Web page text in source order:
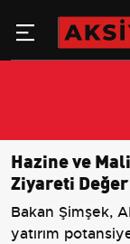
Hazine ve
Ziyareti
Bakan Şimşek,
yatırım